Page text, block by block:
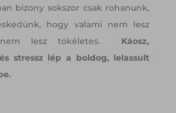
bizony sokszor csak rohanunk,
hogy valami nem lesz
lesz tökéletes.
Káosz,
stressz lép a boldog, lelassult